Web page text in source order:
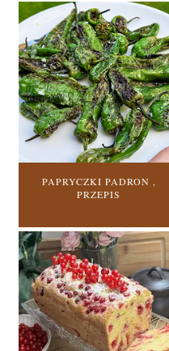
PAPRYCZKI PADRON ,
PRZEPIS